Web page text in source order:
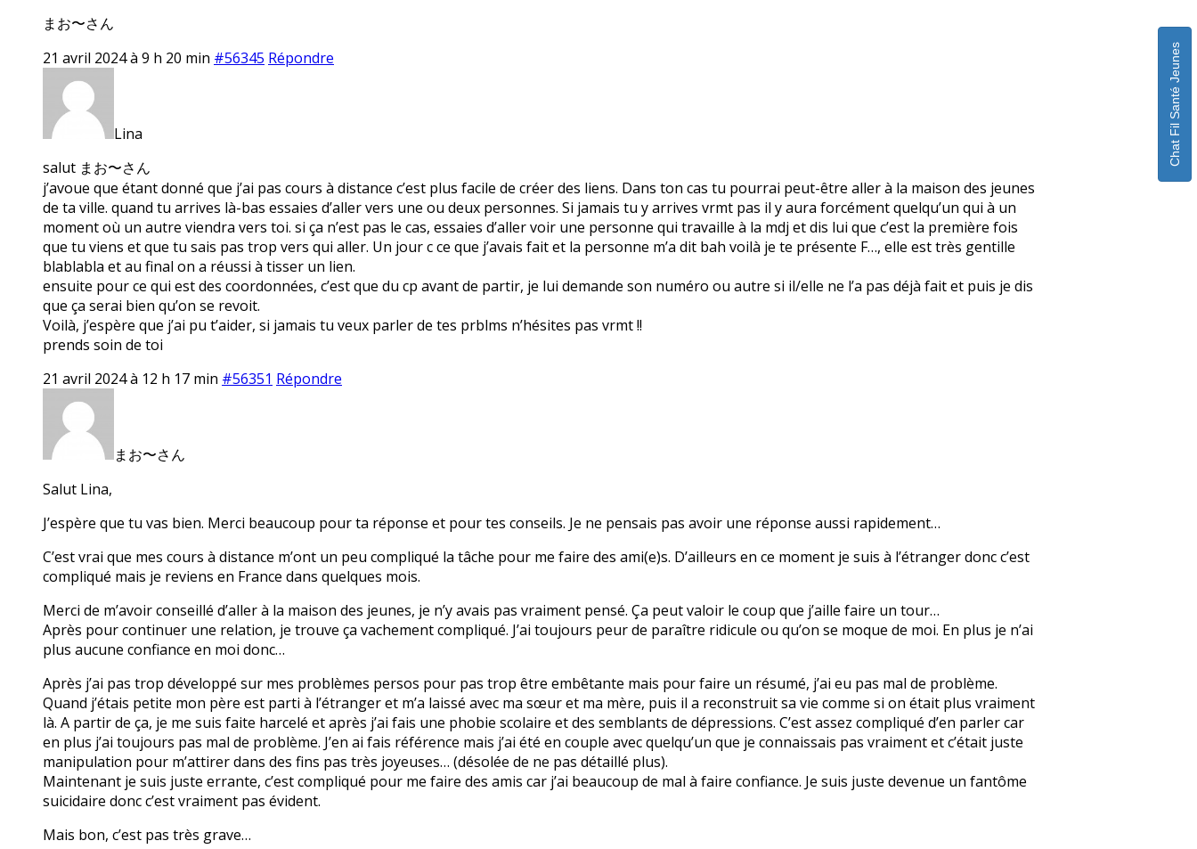
まお〜さん
21 avril 2024 à 9 h 20 min #56345 Répondre
Lina
salut まお〜さん
j’avoue que étant donné que j’ai pas cours à distance c’est plus facile de créer des liens. Dans ton cas tu pourrai peut-être aller à la maison des jeunes
de ta ville. quand tu arrives là-bas essaies d’aller vers une ou deux personnes. Si jamais tu y arrives vrmt pas il y aura forcément quelqu’un qui à un
moment où un autre viendra vers toi. si ça n’est pas le cas, essaies d’aller voir une personne qui travaille à la mdj et dis lui que c’est la première fois
que tu viens et que tu sais pas trop vers qui aller. Un jour c ce que j’avais fait et la personne m’a dit bah voilà je te présente F…, elle est très gentille
blablabla et au final on a réussi à tisser un lien.
ensuite pour ce qui est des coordonnées, c’est que du cp avant de partir, je lui demande son numéro ou autre si il/elle ne l’a pas déjà fait et puis je dis
que ça serai bien qu’on se revoit.
Voilà, j’espère que j’ai pu t’aider, si jamais tu veux parler de tes prblms n’hésites pas vrmt !!
prends soin de toi
21 avril 2024 à 12 h 17 min #56351 Répondre
まお〜さん
Salut Lina,
J’espère que tu vas bien. Merci beaucoup pour ta réponse et pour tes conseils. Je ne pensais pas avoir une réponse aussi rapidement…
C’est vrai que mes cours à distance m’ont un peu compliqué la tâche pour me faire des ami(e)s. D’ailleurs en ce moment je suis à l’étranger donc c’est
compliqué mais je reviens en France dans quelques mois.
Merci de m’avoir conseillé d’aller à la maison des jeunes, je n’y avais pas vraiment pensé. Ça peut valoir le coup que j’aille faire un tour…
Après pour continuer une relation, je trouve ça vachement compliqué. J’ai toujours peur de paraître ridicule ou qu’on se moque de moi. En plus je n’ai
plus aucune confiance en moi donc…
Après j’ai pas trop développé sur mes problèmes persos pour pas trop être embêtante mais pour faire un résumé, j’ai eu pas mal de problème.
Quand j’étais petite mon père est parti à l’étranger et m’a laissé avec ma sœur et ma mère, puis il a reconstruit sa vie comme si on était plus vraiment
là. A partir de ça, je me suis faite harcelé et après j’ai fais une phobie scolaire et des semblants de dépressions. C’est assez compliqué d’en parler car
en plus j’ai toujours pas mal de problème. J’en ai fais référence mais j’ai été en couple avec quelqu’un que je connaissais pas vraiment et c’était juste
manipulation pour m’attirer dans des fins pas très joyeuses… (désolée de ne pas détaillé plus).
Maintenant je suis juste errante, c’est compliqué pour me faire des amis car j’ai beaucoup de mal à faire confiance. Je suis juste devenue un fantôme
suicidaire donc c’est vraiment pas évident.
Mais bon, c’est pas très grave…
Chat Fil Santé Jeunes